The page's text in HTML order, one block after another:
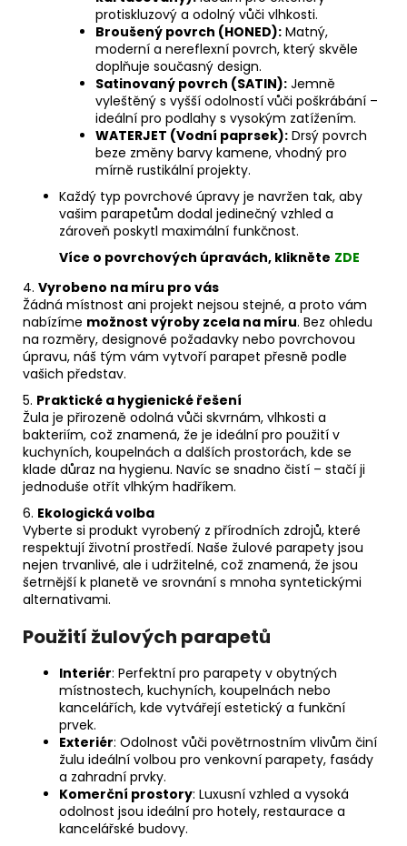
protiskluzový a odolný vůči vlhkosti.
Broušený povrch (HONED): Matný,
moderní a nereflexní povrch, který skvěle
doplňuje současný design.
Satinovaný povrch (SATIN): Jemně
vyleštěný s vyšší odolností vůči poškrábání –
ideální pro podlahy s vysokým zatížením.
WATERJET (Vodní paprsek): Drsý povrch
beze změny barvy kamene, vhodný pro
mírně rustikální projekty.
Každý typ povrchové úpravy je navržen tak, aby
vašim parapetům dodal jedinečný vzhled a
zároveň poskytl maximální funkčnost.
Více o povrchových úpravách, klikněte ZDE
4. Vyrobeno na míru pro vás
Žádná místnost ani projekt nejsou stejné, a proto vám
nabízíme možnost výroby zcela na míru. Bez ohledu
na rozměry, designové požadavky nebo povrchovou
úpravu, náš tým vám vytvoří parapet přesně podle
vašich představ.
5. Praktické a hygienické řešení
Žula je přirozeně odolná vůči skvrnám, vlhkosti a
bakteriím, což znamená, že je ideální pro použití v
kuchyních, koupelnách a dalších prostorách, kde se
klade důraz na hygienu. Navíc se snadno čistí – stačí ji
jednoduše otřít vlhkým hadříkem.
6. Ekologická volba
Vyberte si produkt vyrobený z přírodních zdrojů, které
respektují životní prostředí. Naše žulové parapety jsou
nejen trvanlivé, ale i udržitelné, což znamená, že jsou
šetrnější k planetě ve srovnání s mnoha syntetickými
alternativami.
Použití žulových parapetů
Interiér: Perfektní pro parapety v obytných
místnostech, kuchyních, koupelnách nebo
kancelářích, kde vytvářejí estetický a funkční
prvek.
Exteriér: Odolnost vůči povětrnostním vlivům činí
žulu ideální volbou pro venkovní parapety, fasády
a zahradní prvky.
Komerční prostory: Luxusní vzhled a vysoká
odolnost jsou ideální pro hotely, restaurace a
kancelářské budovy.